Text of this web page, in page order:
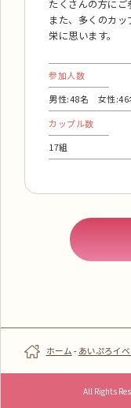
たくさんの方にご
また、多くのカ
栄に思います。
参加人数
男性:48名 女性:46
カップル数
17組
ホーム-あいぷろイ
All Rights